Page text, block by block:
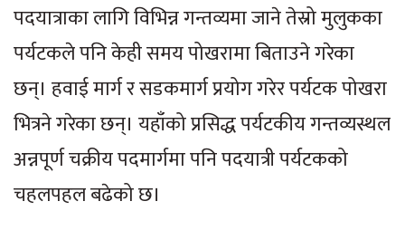
पदयात्राका लागि विभिन्न गन्तव्यमा जाने तेस्रो मुलुकका
पर्यटकले पनि केही समय पोखरामा बिताउने गरेका
छन्। हवाई मार्ग र सडकमार्ग प्रयोग गरेर पर्यटक पोखरा
भित्रने गरेका छन्। यहाँको प्रसिद्ध पर्यटकीय गन्तव्यस्थल
अन्नपूर्ण चक्रीय पदमार्गमा पनि पदयात्री पर्यटकको
चहलपहल बढेको छ।